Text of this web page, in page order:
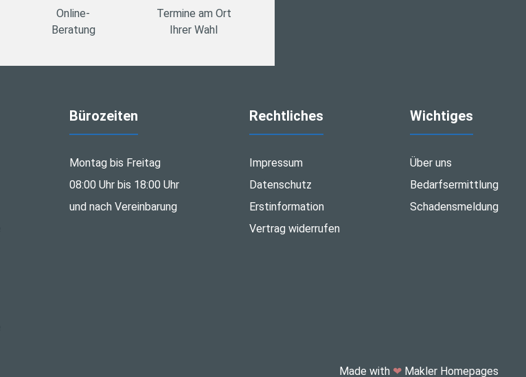
Online-
Beratung
Termine am Ort
Ihrer Wahl
Bürozeiten
Montag bis Freitag
08:00 Uhr bis 18:00 Uhr
und nach Vereinbarung
Rechtliches
Impressum
Datenschutz
Erstinformation
Vertrag widerrufen
Wichtiges
Über uns
Bedarfsermittlung
Schadensmeldung
Made with ❤Makler Homepages